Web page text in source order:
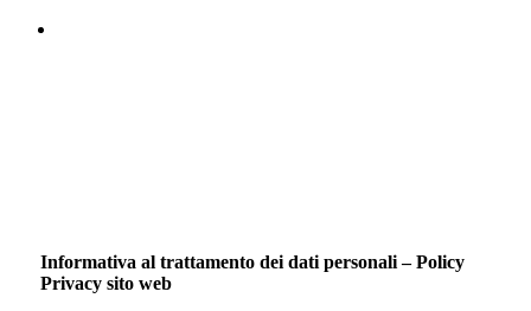
Informativa al trattamento dei dati personali –Policy
Privacy sito web